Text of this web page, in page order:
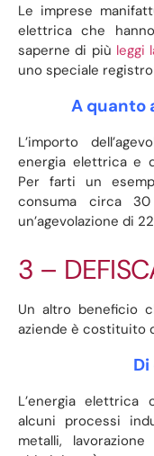
Le imprese
elettrica che
saperne di più leggi
uno speciale
A quanto
L’importo
energia elettrica e
Per farti un
consuma circa
un’agevolazione di
3 –
Un altro beneficio
aziende è costituito
L’energia
alcuni processi
metalli,